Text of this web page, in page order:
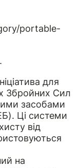
portable-
для
Збройних Сил
засобами
Ці системи
від
на